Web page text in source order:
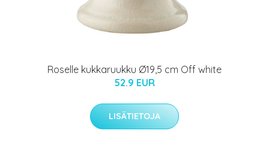
Roselle kukkaruukku Ø19,5 cm Off white
52.9 EUR
LISÄTIETOJA